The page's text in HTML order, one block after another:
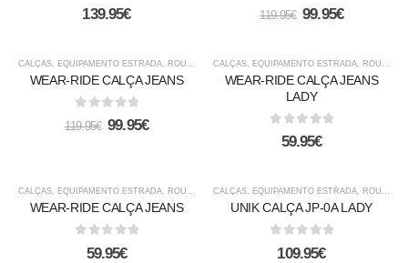
out of 5
139.95€ out of 5
119.95€ 99.95€
CALÇAS
EQUIPAMENTO ESTRADA ROUPA CASUAL
WEAR-RIDE CALÇA JEANS
out of 5
119.95€ 99.95€
CALÇAS EQUIPAMENTO ESTRADA ROUPA CASUAL
WEAR-RIDE CALÇA JEANS
LADY
out of 5
59.95€
CALÇAS, EQUIPAMENTO ESTRADA, ROUPA CASUAL
WEAR-RIDE CALÇA JEANS
out of 5
59.95€
CALÇAS, EQUIPAMENTO ESTRADA, ROUPA CASUAL
UNIK CALÇA JP-0A LADY
out of 5
109.95€